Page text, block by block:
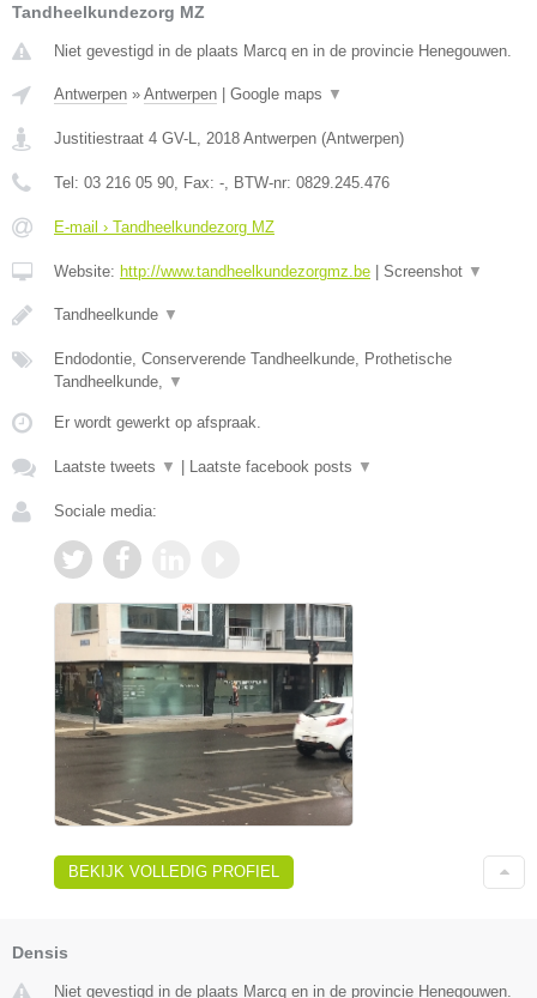
Tandheelkundezorg MZ
Niet gevestigd in de plaats Marcq en in de provincie Henegouwen.
Antwerpen » Antwerpen Google maps ▼
Justitiestraat 4 GV-L 2018 Antwerpen (Antwerpen)
Tel: 03 216 05 90 , Fax: - , BTW-nr: 0829.245.476
E-mail › Tandheelkundezorg MZ
Website: http://www.tandheelkundezorgmz.be Screenshot ▼
Tandheelkunde ▼
Endodontie, Conserverende Tandheelkunde, Prothetische
Tandheelkunde,
▼
Er wordt gewerkt op afspraak.
Laatste tweets ▼ Laatste facebook posts ▼
Sociale media:
BEKIJK VOLLEDIG PROFIEL
Densis
Niet gevestigd in de plaats Marcq en in de provincie Henegouwen.